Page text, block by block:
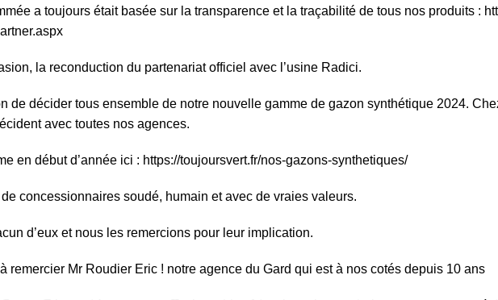
a toujours était basée sur la transparence et la traçabilité de tous nos produits :
la reconduction du partenariat officiel avec l’usine Radici.
de décider tous ensemble de notre nouvelle gamme de gazon synthétique 2024.
avec toutes nos agences.
en début d’année ici : https://toujoursvert.fr/nos-gazons-synthetiques/
concessionnaires soudé, humain et avec de vraies valeurs.
d’eux et nous les remercions pour leur implication.
remercier Mr Roudier Eric ! notre agence du Gard qui est à nos cotés depuis 10 ans